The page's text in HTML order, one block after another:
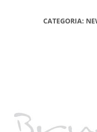
CATEGORIA: